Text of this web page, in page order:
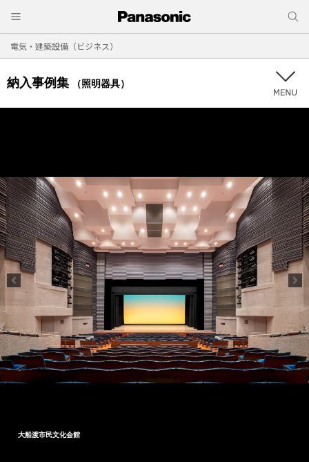
電気・建築設備（ビジネス）
納入事例集 （照明器具）
大船渡市民文化会館